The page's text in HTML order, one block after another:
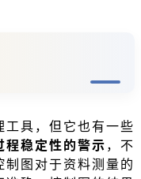
具，但它也有一些
程稳定性的警示，不
图对于资料测量的